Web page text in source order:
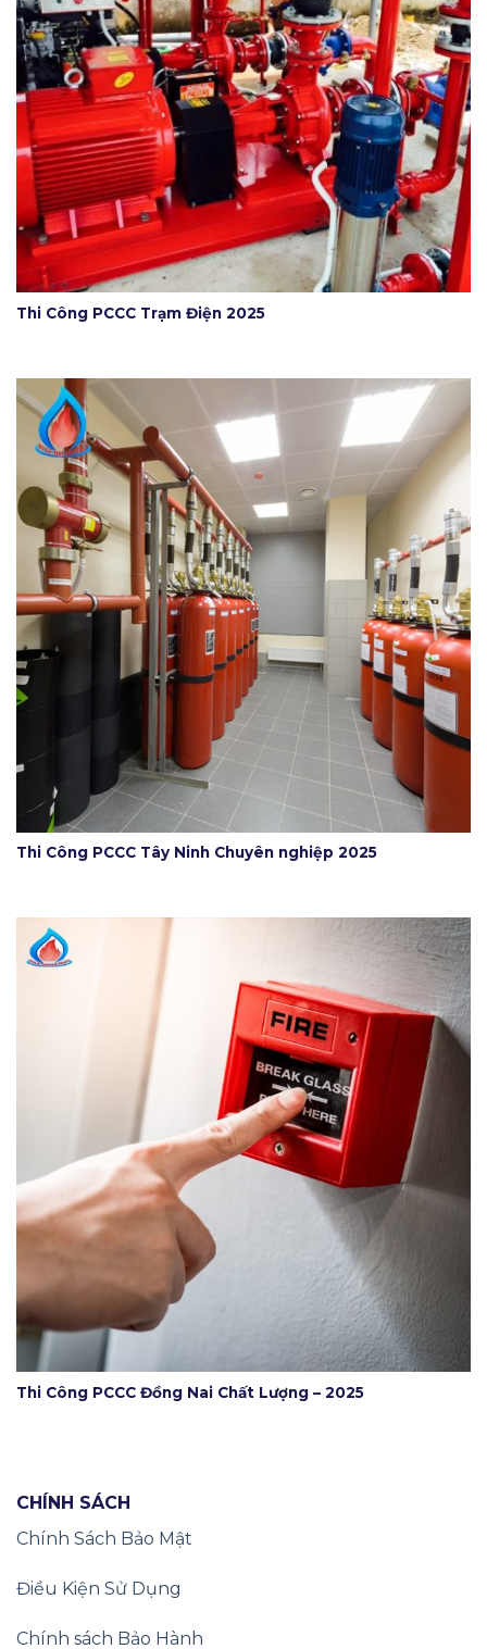
Thi Công PCCC Trạm Điện 2025
Thi Công PCCC Tây Ninh Chuyên nghiệp 2025
Thi Công PCCC Đồng Nai Chất Lượng – 2025
CHÍNH SÁCH
Chính Sách Bảo Mật
Điều Kiện Sử Dụng
Chính sách Bảo Hành